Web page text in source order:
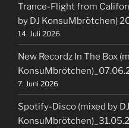
Trance-Flight from
by DJ KonsuMbrötchen)
14. Juli 2026
New Recordz In The Box
7. Juni 2026
Spotify-Disco (mixed by DJ